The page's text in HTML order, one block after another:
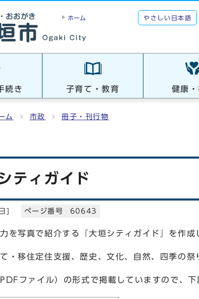
ホーム やさしい日本語
続き 子育て・教育 健康
ム 市政 冊子・刊行物
ティガイド
ページ番号 60643
を写真で紹介する『大垣シティガイド』を作成
・移住定住支援、歴史、文化、自然、四季の
ファイル）の形式で掲載していますので、下